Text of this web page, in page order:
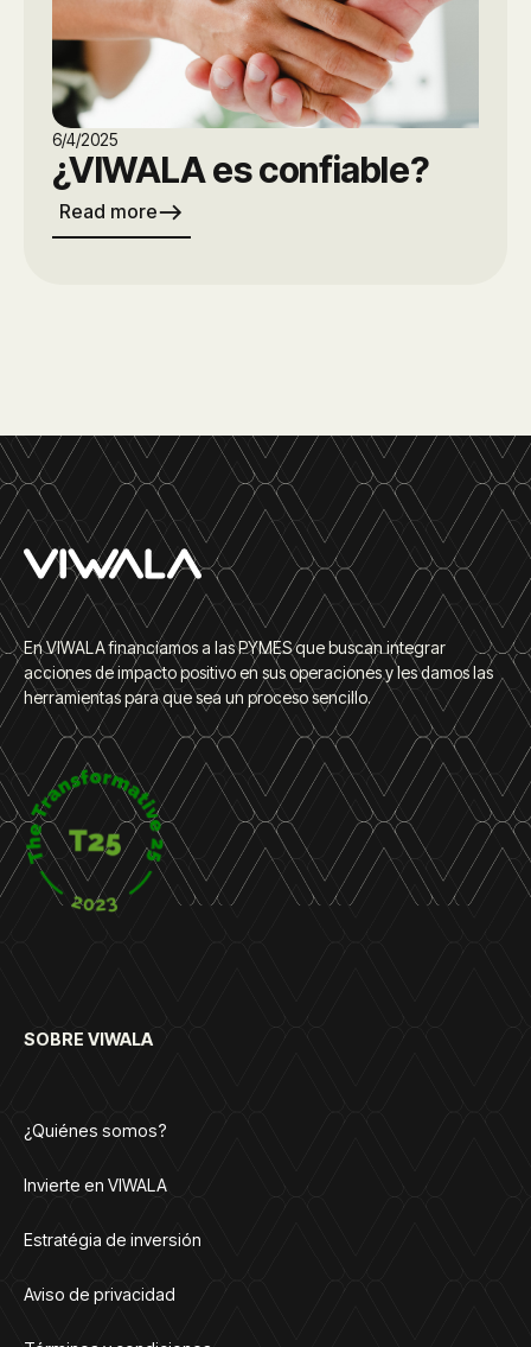
6/4/2025
¿VIWALA es confiable?
Read moreeast
En VIWALA financiamos a las PYMES que buscan integrar
acciones de impacto positivo en sus operaciones y les damos las
herramientas para que sea un proceso sencillo.
SOBRE VIWALA
¿Quiénes somos?
Invierte en VIWALA
Estratégia de inversión
Aviso de privacidad